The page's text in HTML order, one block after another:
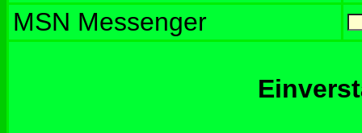
MSN Messenger